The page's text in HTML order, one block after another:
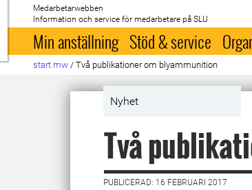
Till startsida
Medarbetarwebben
Information och service för medarbetare på SLU
Min anställning Stöd & service
start mw / Två publikationer om blyammunition
Nyhet
Två
PUBLICERAD: 16 FEBRUARI 2017